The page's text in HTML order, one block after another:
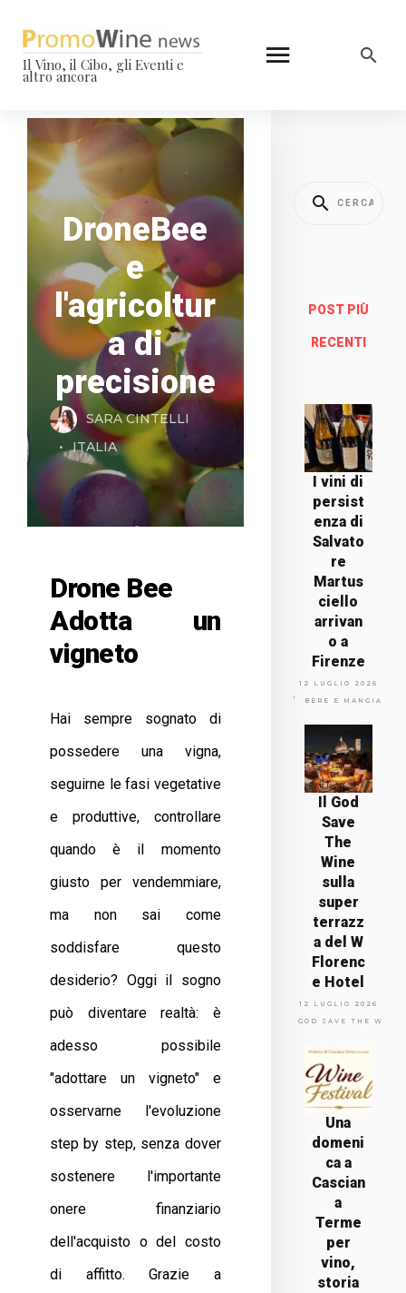
Il Vino, il Cibo, gli Eventi e
altro ancora
DroneBee
e
l'agricoltur
a di
precisione
SARA CINTELLI
ITALIA
Drone Bee
Adotta un
vigneto
Hai sempre sognato di
possedere una vigna,
seguirne le fasi vegetative
e produttive, controllare
quando è il momento
giusto per vendemmiare,
ma non sai come
soddisfare questo
desiderio? Oggi il sogno
può diventare realtà: è
adesso possibile
"adottare un vigneto" e
osservarne l'evoluzione
step by step, senza dover
sostenere l'importante
onere finanziario
dell'acquisto o del costo
di affitto. Grazie a
POST PIÙ
RECENTI
I vini di
persist
enza di
Salvato
re
Martus
ciello
arrivan
o a
Firenze
12 LUGLIO 2026
BERE E MANGIARE
Il God
Save
The
Wine
sulla
super
terrazz
a del W
Florenc
e Hotel
12 LUGLIO 2026
GOD SAVE THE WINE
Una
domeni
ca a
Cascian
a
Terme
per
vino,
storia